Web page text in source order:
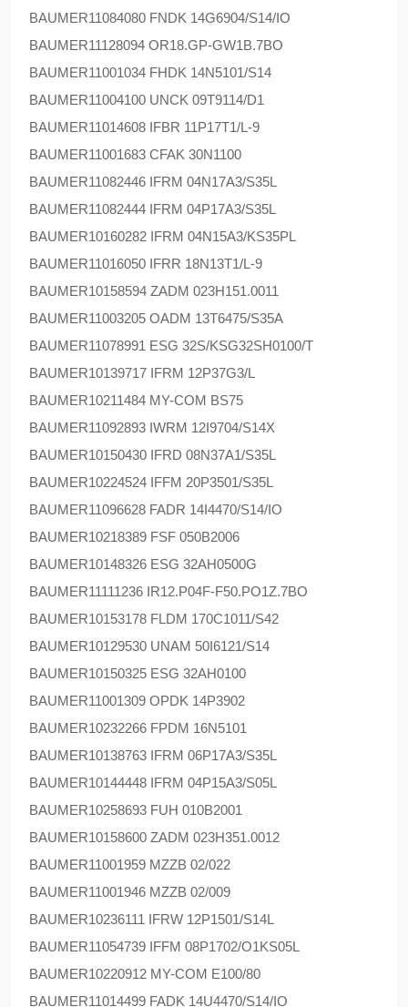
BAUMER11084080 FNDK 14G6904/S14/IO
BAUMER11128094 OR18.GP-GW1B.7BO
BAUMER11001034 FHDK 14N5101/S14
BAUMER11004100 UNCK 09T9114/D1
BAUMER11014608 IFBR 11P17T1/L-9
BAUMER11001683 CFAK 30N1100
BAUMER11082446 IFRM 04N17A3/S35L
BAUMER11082444 IFRM 04P17A3/S35L
BAUMER10160282 IFRM 04N15A3/KS35PL
BAUMER11016050 IFRR 18N13T1/L-9
BAUMER10158594 ZADM 023H151.0011
BAUMER11003205 OADM 13T6475/S35A
BAUMER11078991 ESG 32S/KSG32SH0100/T
BAUMER10139717 IFRM 12P37G3/L
BAUMER10211484 MY-COM BS75
BAUMER11092893 IWRM 12I9704/S14X
BAUMER10150430 IFRD 08N37A1/S35L
BAUMER10224524 IFFM 20P3501/S35L
BAUMER11096628 FADR 14I4470/S14/IO
BAUMER10218389 FSF 050B2006
BAUMER10148326 ESG 32AH0500G
BAUMER11111236 IR12.P04F-F50.PO1Z.7BO
BAUMER10153178 FLDM 170C1011/S42
BAUMER10129530 UNAM 50I6121/S14
BAUMER10150325 ESG 32AH0100
BAUMER11001309 OPDK 14P3902
BAUMER10232266 FPDM 16N5101
BAUMER10138763 IFRM 06P17A3/S35L
BAUMER10144448 IFRM 04P15A3/S05L
BAUMER10258693 FUH 010B2001
BAUMER10158600 ZADM 023H351.0012
BAUMER11001959 MZZB 02/022
BAUMER11001946 MZZB 02/009
BAUMER10236111 IFRW 12P1501/S14L
BAUMER11054739 IFFM 08P1702/O1KS05L
BAUMER10220912 MY-COM E100/80
BAUMER11014499 FADK 14U4470/S14/IO